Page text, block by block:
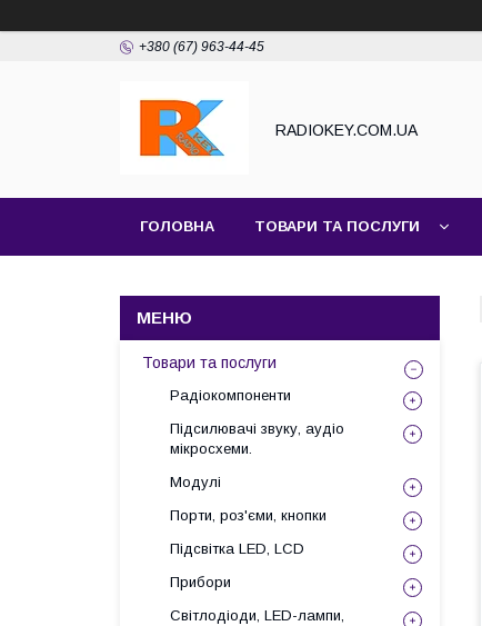
+380 (67) 963-44-45
RADIOKEY.COM.UA
ГОЛОВНА ТОВАРИ ТА ПОСЛУГИ
Товари та послуги
Радіокомпоненти
Підсилювачі звуку, аудіо
мікросхеми.
Модулі
Порти, роз'єми, кнопки
Підсвітка LED, LCD
Прибори
Світлодіоди, LED-лампи,